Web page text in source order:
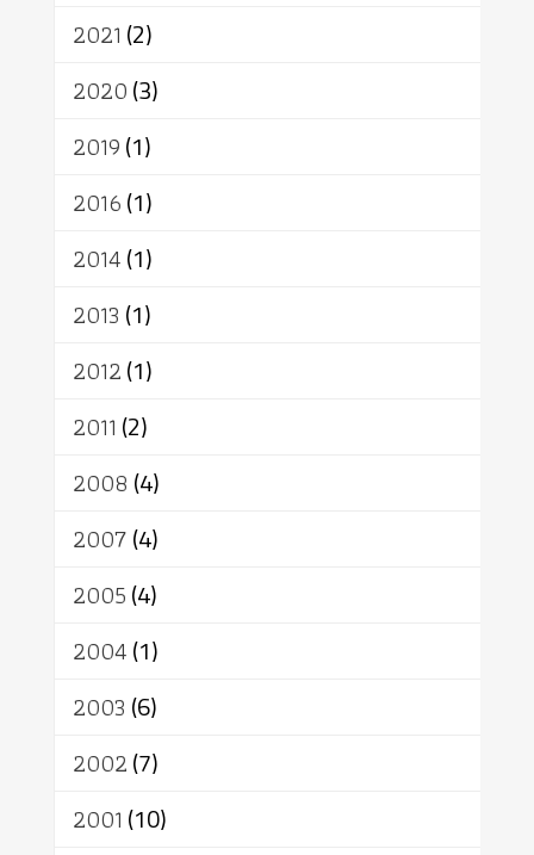
อัตถะ
เทวดา
2021 (2)
2020(3)
2019(1)
2016(1)
2014(1)
2013 (1)
2012(1)
2011 (2)
2008 (4)
2007(4)
2005(4)
2004(1)
2003 (6)
2002(7)
2001 (10)